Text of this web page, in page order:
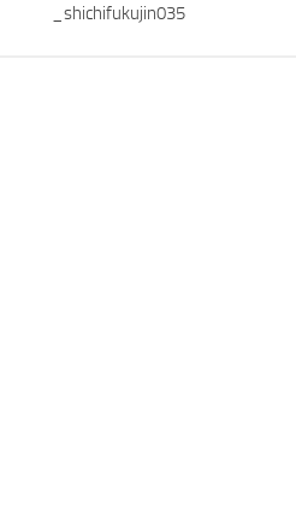
_shichifukujin035